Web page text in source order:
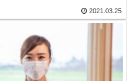
2021.03.25